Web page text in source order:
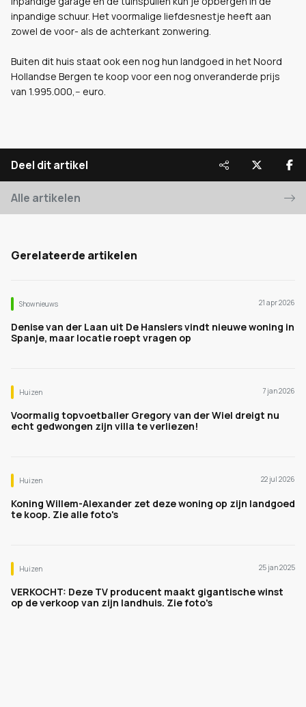
inpandige schuur. Het voormalige liefdesnestje heeft aan
zowel de voor- als de achterkant zonwering.
Buiten dit huis staat ook een nog hun landgoed in het Noord
Hollandse Bergen te koop voor een nog onveranderde prijs
van 1.995.000,-- euro.
Deel dit artikel
Alle artikelen
Gerelateerde artikelen
Shownieuws 21 apr 2026
Denise van der Laan uit De Hanslers vindt nieuwe woning in
Spanje, maar locatie roept vragen op
Huizen 7 jan 2026
Voormalig topvoetballer Gregory van der Wiel dreigt nu
echt gedwongen zijn villa te verliezen!
Huizen 22 jul 2026
Koning Willem-Alexander zet deze woning op zijn landgoed
te koop. Zie alle foto's
Huizen 25 jan 2025
VERKOCHT: Deze TV producent maakt gigantische winst
op de verkoop van zijn landhuis. Zie foto's